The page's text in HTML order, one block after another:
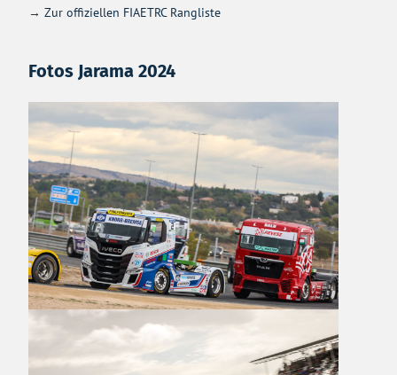
→Zur offiziellen FIAETRC Rangliste
Fotos Jarama 2024